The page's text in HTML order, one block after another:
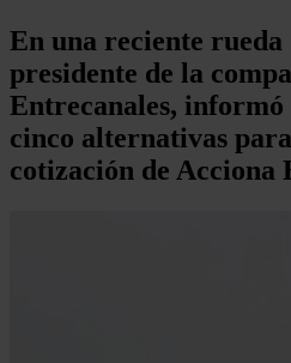
En una reciente rueda
presidente de la
Entrecanales, informó
cinco alternativas
cotización de Acciona